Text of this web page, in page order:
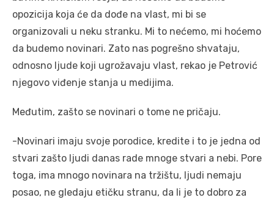
opozicija koja će da dođe na vlast, mi bi se
organizovali u neku stranku. Mi to nećemo, mi hoćemo
da budemo novinari. Zato nas pogrešno shvataju,
odnosno ljude koji ugrožavaju vlast, rekao je Petrović
njegovo viđenje stanja u medijima.
Međutim, zašto se novinari o tome ne pričaju.
-Novinari imaju svoje porodice, kredite i to je jedna od
stvari zašto ljudi danas rade mnoge stvari a nebi. Pore
toga, ima mnogo novinara na tržištu, ljudi nemaju
posao, ne gledaju etičku stranu, da li je to dobro za